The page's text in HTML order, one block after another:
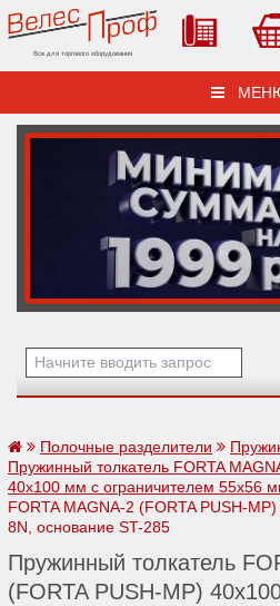
Все для торгового оборудования
Полочные разделители
Пружинный толкатель FORTA
40х100 мм с ограничителем 55х56
FORTA MAGNA-2 (FORTA PUSH-
8N, основание ST-285
Пружинный толкатель
(FORTA PUSH-МP)